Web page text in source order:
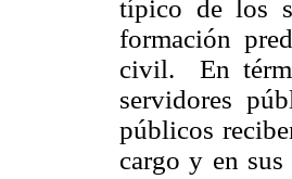
típico de los
formación
civil. En
servidores
públicos
cargo y en sus